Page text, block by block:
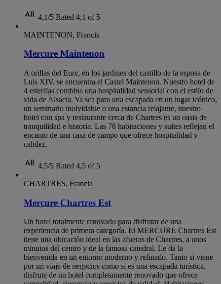
4,1/5 Rated 4,1 of 5
MAINTENON, Francia
Mercure Maintenon
A orillas del Eure, en los jardines del castillo de la esposa de
Luis XIV, se encuentra el Castel Maintenon. Nuestro hotel de
4 estrellas combina una hospitalidad sensorial con el estilo de
vida de Alsacia. Ya sea para una escapada en un lugar icónico,
un seminario inolvidable o una estancia relajante, nuestro
hotel con spa y restaurante cerca de Chartres es un oasis de
tranquilidad e historia. Las 78 habitaciones y suites reflejan el
encanto de una casa de campo que ofrece hospitalidad y
calidez.
4,5/5 Rated 4,5 of 5
CHARTRES, Francia
Mercure Chartres Est
Un hotel totalmente renovado para disfrutar de una
experiencia de primera categoría. El MERCURE Chartres Est
tiene una ubicación ideal en las afueras de Chartres, a unos
minutos del centro y de la famosa catedral. Le da la
bienvenida en un entorno moderno y refinado. Tanto si viene
por un viaje de negocios como si es una escapada turística,
disfrute de un hotel completamente renovado que ofrece